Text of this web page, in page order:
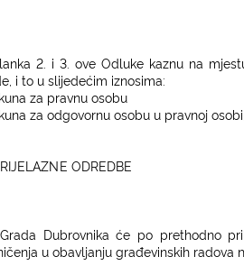
2. i 3. ove Odluke kaznu na
i to u slijedećim iznosima:
za pravnu osobu
za odgovornu osobu u pravnoj
ODREDBE
Dubrovnika će po prethodno
u obavljanju građevinskih radova